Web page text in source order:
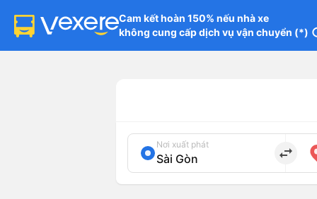
Cam kết hoàn 150% nếu nhà xe
không cung cấp dịch vụ vận chuyển (*)
Nơi xuất phát
import_export